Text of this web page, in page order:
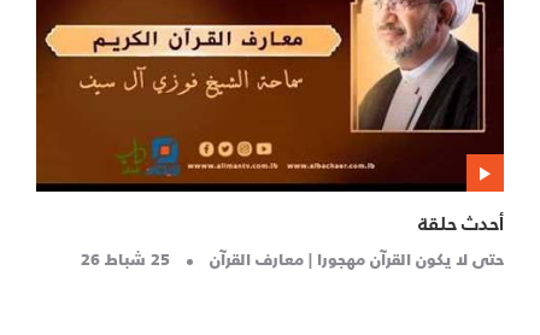
أحدث حلقة
حتى لا يكون القرآن مهجورا | معارف القرآن
25 شباط 26